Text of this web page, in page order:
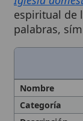
Nombre
Descripción